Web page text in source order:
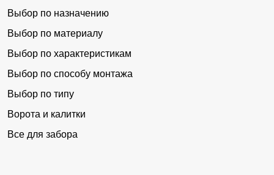
Выбор по назначению
Выбор по материалу
Выбор по характеристикам
Выбор по способу монтажа
Выбор по типу
Ворота и калитки
Все для забора